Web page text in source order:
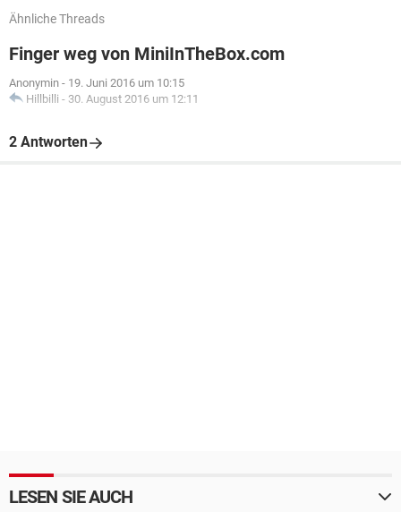
Ähnliche Threads
Finger weg von MiniInTheBox.com
Anonymin - 19. Juni 2016 um 10:15
Hillbilli - 30. August 2016 um 12:11
2 Antworten
LESEN SIE AUCH